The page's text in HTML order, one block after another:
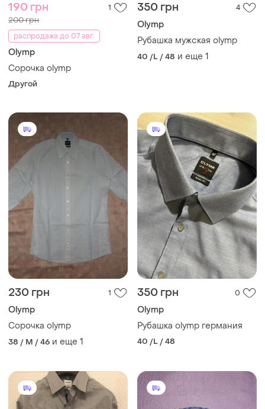
190 грн 1
200 грн
распродажа до 07 авг.
Olymp
Сорочка olymp
Другой
350 грн 4
Olymp
Рубашка мужская olymp
40 /L / 48 и еще 1
230 грн 1
Olymp
Сорочка olymp
38 / M / 46 и еще 1
350 грн 0
Olymp
Рубашка olymp германия
40 /L / 48